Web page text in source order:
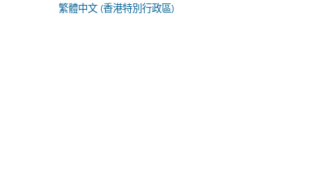
繁體中文 (香港特別行政區)